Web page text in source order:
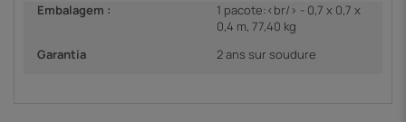
Embalagem :
1 pacote:<br/> - 0,7 x 0,7 x
0,4 m, 77,40 kg
Garantia
2 ans sur soudure